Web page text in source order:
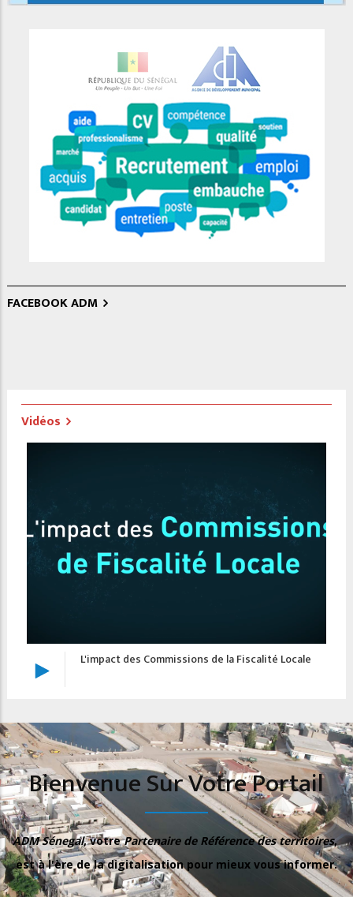
FACEBOOK ADM
Vidéos
Locale
Collectivités territoriales
Bienvenue Sur Votre Portail
ADM Sénegal, votrePartenaire de Référence des territoires,
est à l'ère de la digitalisation pour mieux vous informer.